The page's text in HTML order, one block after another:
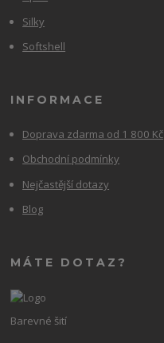
Silky
Softshell
INFORMACE
Doprava zdarma od 1 800 Kč
Obchodní podmínky
Nejčastější dotazy
Blog
MÁTE DOTAZ?
Barevné šití